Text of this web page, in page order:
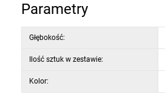
Parametry
Głębokość:
Ilość sztuk w zestawie:
Kolor: